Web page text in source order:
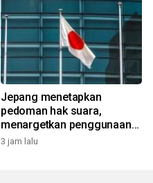
Jepang menetapkan
pedoman hak suara,
menargetkan penggunaan
AI tanpa izin
3 jam lalu